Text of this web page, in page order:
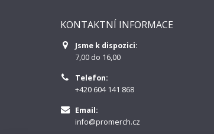
KONTAKTNÍ INFORMACE
Jsme k dispozici:
7,00 do 16,00
Telefon:
+420 604 141 868
Email:
info@promerch.cz